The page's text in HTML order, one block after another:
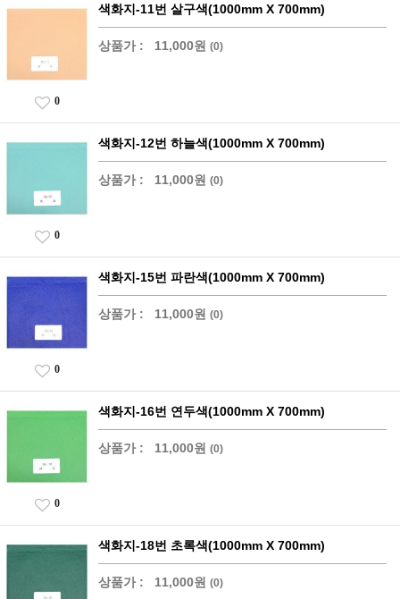
색화지-11번 살구색(1000mm X 700mm)
상품가 : 11,000원 (0)
0
색화지-12번 하늘색(1000mm X 700mm)
상품가 : 11,000원 (0)
0
색화지-15번 파란색(1000mm X 700mm)
상품가 : 11,000원 (0)
0
색화지-16번 연두색(1000mm X 700mm)
상품가 : 11,000원 (0)
0
색화지-18번 초록색(1000mm X 700mm)
상품가 : 11,000원 (0)